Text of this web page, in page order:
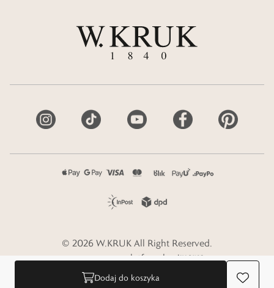
Dodaj do koszyka
© 2026 W.KRUK All Right Reserved.
e-commerce platform by